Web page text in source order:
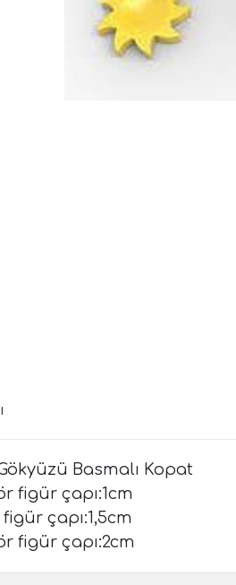
Basmalı Kopat
figür çapı:1cm
çapı:1,5cm
figür çapı:2cm